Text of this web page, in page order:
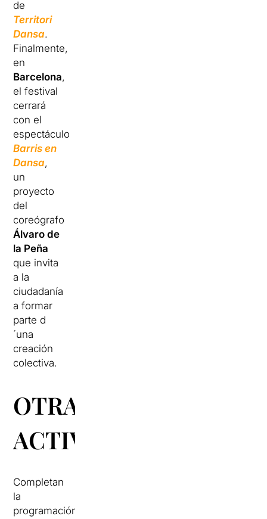
de
Territori
Dansa.
Finalmente,
en
Barcelona,
el festival
cerrará
con el
espectáculo
Barris en
Dansa,
un
proyecto
del
coreógrafo
Álvaro de
la Peña
que invita
a la
ciudadanía
a formar
parte d
´una
creación
colectiva.
OTRAS
ACTIVIDADES
Completan
la
programación